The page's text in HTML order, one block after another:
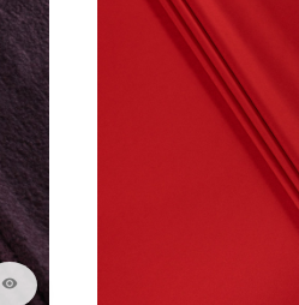
visibility